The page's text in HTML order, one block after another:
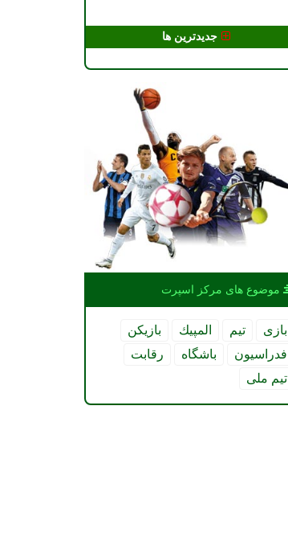
جدیدترین ها
موضوع های مركز اسپرت
بازی تیم المپیك
بازیكن
فدراسیون
باشگاه
رقابت
تیم ملی